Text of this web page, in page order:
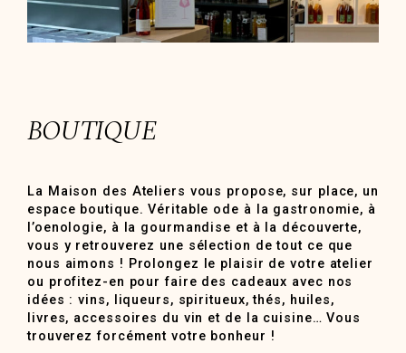
BOUTIQUE
La Maison des Ateliers vous propose, sur place, un
espace boutique. Véritable ode à la gastronomie, à
l’oenologie, à la gourmandise et à la découverte,
vous y retrouverez une sélection de tout ce que
nous aimons ! Prolongez le plaisir de votre atelier
ou profitez-en pour faire des cadeaux avec nos
idées : vins, liqueurs, spiritueux, thés, huiles,
livres, accessoires du vin et de la cuisine… Vous
trouverez forcément votre bonheur !